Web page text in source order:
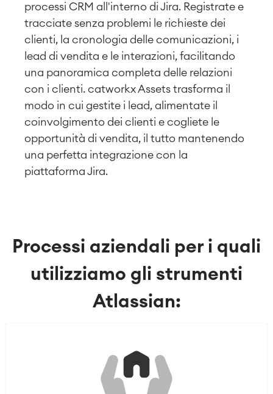
processi CRM all'interno di Jira. Registrate e
tracciate senza problemi le richieste dei
clienti, la cronologia delle comunicazioni, i
lead di vendita e le interazioni, facilitando
una panoramica completa delle relazioni
con i clienti. catworkx Assets trasforma il
modo in cui gestite i lead, alimentate il
coinvolgimento dei clienti e cogliete le
opportunità di vendita, il tutto mantenendo
una perfetta integrazione con la
piattaforma Jira.
Processi aziendali per i quali
utilizziamo gli strumenti
Atlassian: